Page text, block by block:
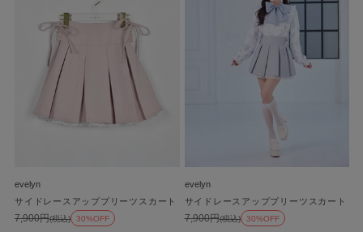
evelyn
サイドレースアッププリーツスカート
7,900円(税込) 30%OFF
evelyn
サイドレースアッププリーツスカート
7,900円(税込) 30%OFF